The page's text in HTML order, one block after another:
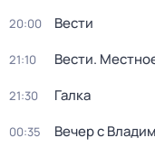
20:00 Вести
21:10 Вести.
21:30 Галка
00:35 Вечер с